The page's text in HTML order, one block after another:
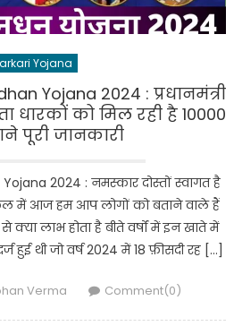
Yojana
Yojana 2024 : प्रधानमंत्री
को मिल रही है 10000
पूरी जानकारी
2024 : नमस्कार दोस्तों स्वागत है
में आज हम आप लोगों को बताने वाले हैं
क्या लाभ होता है बीते वर्षों में इन खाते में
हुई थी जो वर्ष 2024 में 18 फ़ीसदी रह […]
Verma Comment(0)